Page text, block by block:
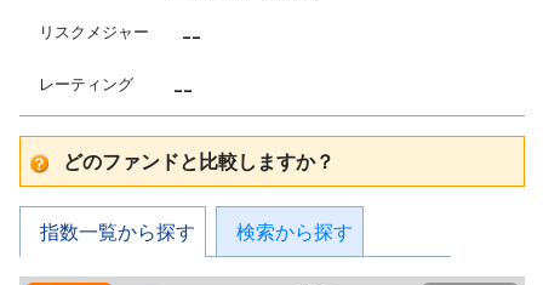
リスクメジャー --
レーティング --
どのファンドと比較しますか？
指数一覧から探す 検索から探す